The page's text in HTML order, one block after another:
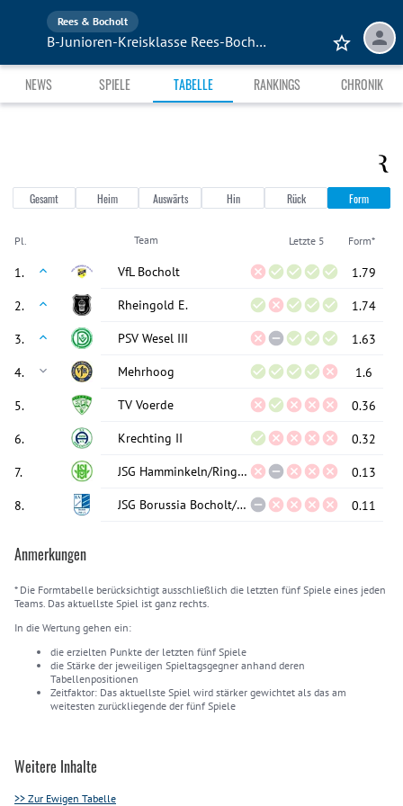
Rees & Bocholt
B-Junioren-Kreisklasse Rees-Bocholt, Gruppe 2R
NEWS SPIELE TABELLE RANKINGS CHRONIK
Gesamt Heim Auswärts Hin Rück Form
Pl. Team Letzte 5 Form*
1. VfL Bocholt 1.79
2. Rheingold E. 1.74
3. PSV Wesel III 1.63
4. Mehrhoog 1.6
5. TV Voerde 0.36
6. Krechting II 0.32
7. JSG Hamminkeln/Ringenberg II 0.13
8. JSG Borussia Bocholt/Vardingholt/Barlo III 0.11
Anmerkungen
* Die Formtabelle berücksichtigt ausschließlich die letzten fünf Spiele eines jeden
Teams. Das aktuellste Spiel ist ganz rechts.
In die Wertung gehen ein:
die erzielten Punkte der letzten fünf Spiele
die Stärke der jeweiligen Spieltagsgegner anhand deren
Tabellenpositionen
Zeitfaktor: Das aktuellste Spiel wird stärker gewichtet als das am
weitesten zurückliegende der fünf Spiele
Weitere Inhalte
>> Zur Ewigen Tabelle